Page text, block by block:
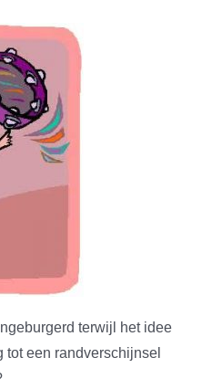
terwijl het idee
een randverschijnsel